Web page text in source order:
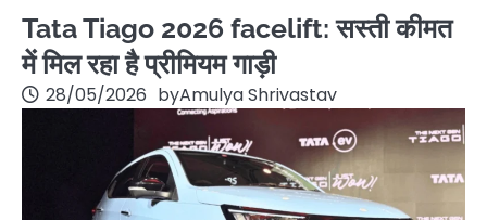
Tata Tiago 2026 facelift: सस्ती कीमत
में मिल रहा है प्रीमियम गाड़ी
28/05/2026 byAmulya Shrivastav